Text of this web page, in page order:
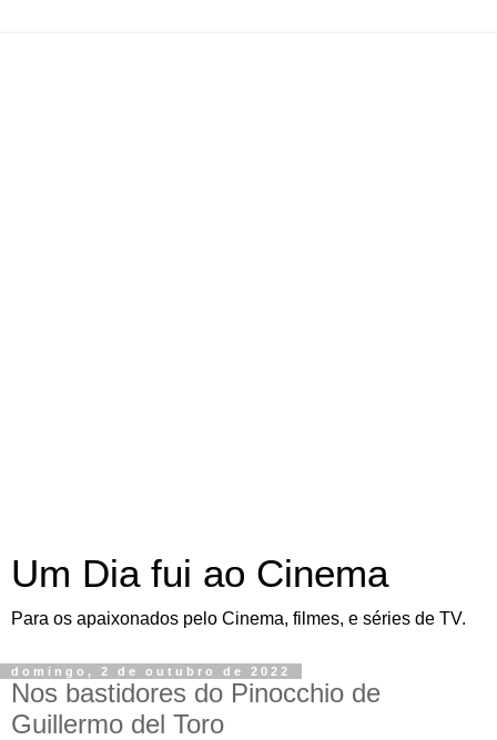
Um Dia fui ao Cinema
Para os apaixonados pelo Cinema, filmes, e séries de TV.
domingo, 2 de outubro de 2022
Nos bastidores do Pinocchio de
Guillermo del Toro